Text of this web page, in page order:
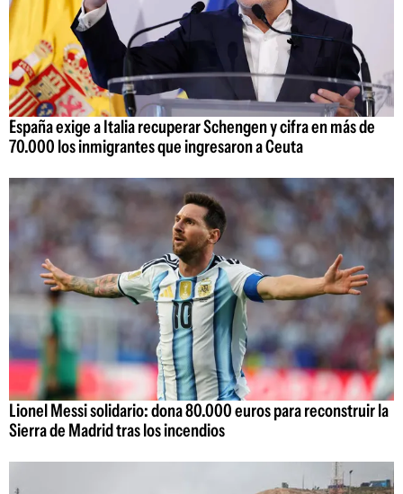
España exige a Italia recuperar Schengen y cifra en más de
70.000 los inmigrantes que ingresaron a Ceuta
Lionel Messi solidario: dona 80.000 euros para reconstruir la
Sierra de Madrid tras los incendios